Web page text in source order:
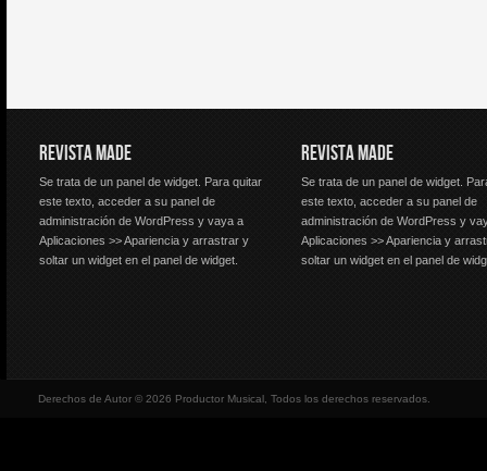
REVISTA MADE
Se trata de un panel de widget. Para quitar
este texto, acceder a su panel de
administración de WordPress y vaya a
Aplicaciones >> Apariencia y arrastrar y
soltar un widget en el panel de widget.
REVISTA MADE
Se trata de un panel de widget.
este texto, acceder a su panel de
administración de WordPress y
Aplicaciones >> Apariencia y
soltar un widget en el panel de
Derechos de Autor © 2026 Productor Musical, Todos los derechos reservados.